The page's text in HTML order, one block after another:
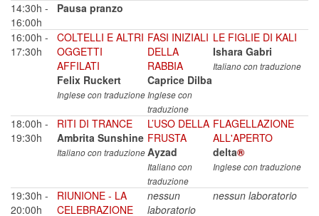
14:30h -
16:00h
Pausa pranzo
16:00h -
17:30h
COLTELLI E ALTRI
OGGETTI
AFFILATI
Felix Ruckert
Inglese con traduzione
FASI INIZIALI
DELLA
RABBIA
Caprice Dilba
Inglese con
traduzione
LE FIGLIE DI KALI
Ishara Gabri
Italiano con traduzione
18:00h -
19:30h
RITI DI TRANCE
Ambrita Sunshine
Italiano con traduzione
L’USO DELLA
FRUSTA
Ayzad
Italiano con
traduzione
FLAGELLAZIONE
ALL'APERTO
delta®
Inglese con traduzione
19:30h -
20:00h
RIUNIONE - LA
CELEBRAZIONE
nessun
laboratorio
nessun laboratorio